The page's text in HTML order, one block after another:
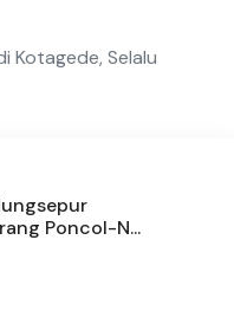
Kotagede, Selalu
Poncol-N...